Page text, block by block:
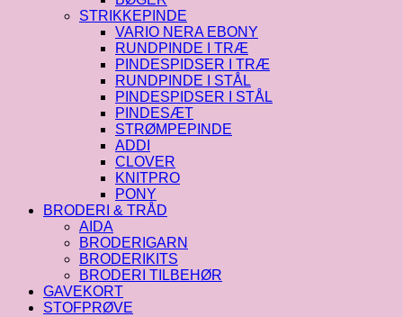
STRIKKEPINDE
VARIO NERA EBONY
RUNDPINDE I TRÆ
PINDESPIDSER I TRÆ
RUNDPINDE I STÅL
PINDESPIDSER I STÅL
PINDESÆT
STRØMPEPINDE
ADDI
CLOVER
KNITPRO
PONY
BRODERI & TRÅD
AIDA
BRODERIGARN
BRODERIKITS
BRODERI TILBEHØR
GAVEKORT
STOFPRØVE